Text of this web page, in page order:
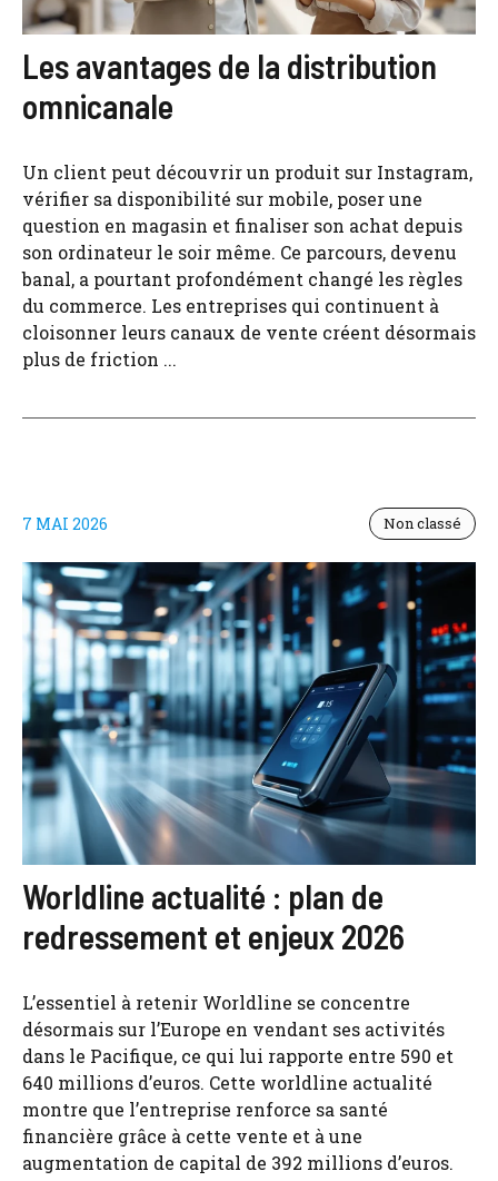
Les avantages de la distribution
omnicanale
Un client peut découvrir un produit sur Instagram,
vérifier sa disponibilité sur mobile, poser une
question en magasin et finaliser son achat depuis
son ordinateur le soir même. Ce parcours, devenu
banal, a pourtant profondément changé les règles
du commerce. Les entreprises qui continuent à
cloisonner leurs canaux de vente créent désormais
plus de friction ...
7 MAI 2026 Non classé
Worldline actualité : plan de
redressement et enjeux 2026
L’essentiel à retenir Worldline se concentre
désormais sur l’Europe en vendant ses activités
dans le Pacifique, ce qui lui rapporte entre 590 et
640 millions d’euros. Cette worldline actualité
montre que l’entreprise renforce sa santé
financière grâce à cette vente et à une
augmentation de capital de 392 millions d’euros.